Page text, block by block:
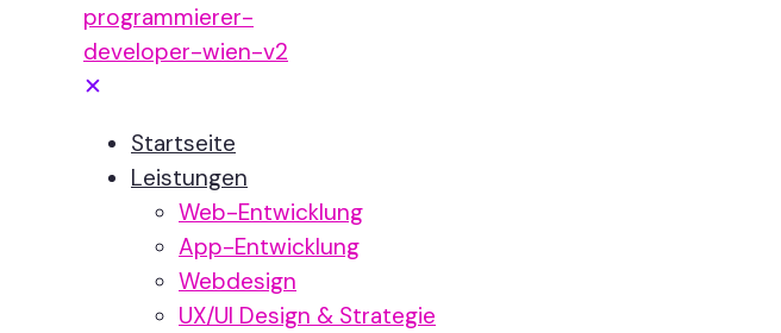
✕
Startseite
Leistungen
Web-Entwicklung
App-Entwicklung
Webdesign
UX/UI Design & Strategie